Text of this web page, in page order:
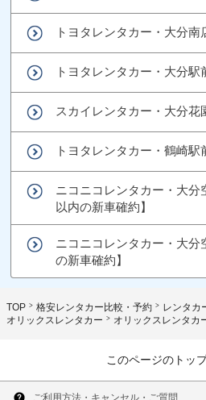
トヨタレンタカー・大分南
トヨタレンタカー・大分駅
スカイレンタカー・大分花
トヨタレンタカー・鶴崎駅
ニコニコレンタカー・大分
以内の新車確約】
ニコニコレンタカー・大分
の新車確約】
TOP 格安レンタカー比較・予約
レンタカ
オリックスレンタカー
オリックスレンタカ
このページのトッ